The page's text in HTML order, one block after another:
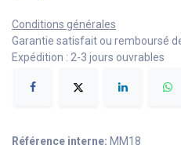
Conditions générales
Garantie satisfait ou remboursé
Expédition : 2-3 jours ouvrables
Référence interne: MM18